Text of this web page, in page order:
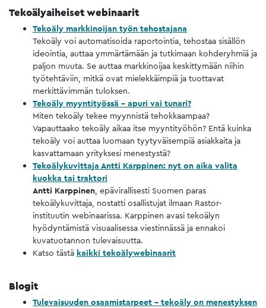
Tekoälyaiheiset webinaarit
Tekoäly markkinoijan työn tehostajana
Tekoäly voi automatisoida raportointia, tehostaa sisällön
ideointia, auttaa ymmärtämään ja tutkimaan kohderyhmiä ja
paljon muuta. Se auttaa markkinoijaa keskittymään niihin
työtehtäviin, mitkä ovat mielekkäimpiä ja tuottavat
merkittävimmän tuloksen.
Tekoäly myyntityössä – apuri vai tunari?​​​​​​​
Miten tekoäly tekee myynnistä tehokkaampaa?
Vapauttaako tekoäly aikaa itse myyntityöhön? Entä kuinka
tekoäly voi auttaa luomaan tyytyväisempiä asiakkaita ja
kasvattamaan yrityksesi menestystä?​​​​​​​
Tekoälykuvittaja Antti Karppinen: nyt on aika valita
kuokka tai traktori
Antti Karppinen, epävirallisesti Suomen paras
tekoälykuvittaja, nostatti osallistujat ilmaan Rastor-
instituutin webinaarissa. Karppinen avasi tekoälyn
hyödyntämistä visuaalisessa viestinnässä ja ennakoi
kuvatuotannon tulevaisuutta.
Katso tästä kaikki tekoälywebinaarit
Blogit
Tulevaisuuden osaamistarpeet – tekoäly on menestyksen